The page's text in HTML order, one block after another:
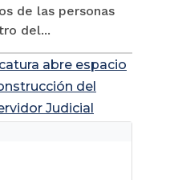
de las personas
del...
abre espacio
del
Judicial